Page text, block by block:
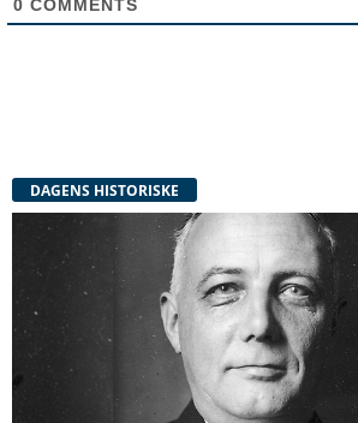
0 COMMENTS
DAGENS HISTORISKE